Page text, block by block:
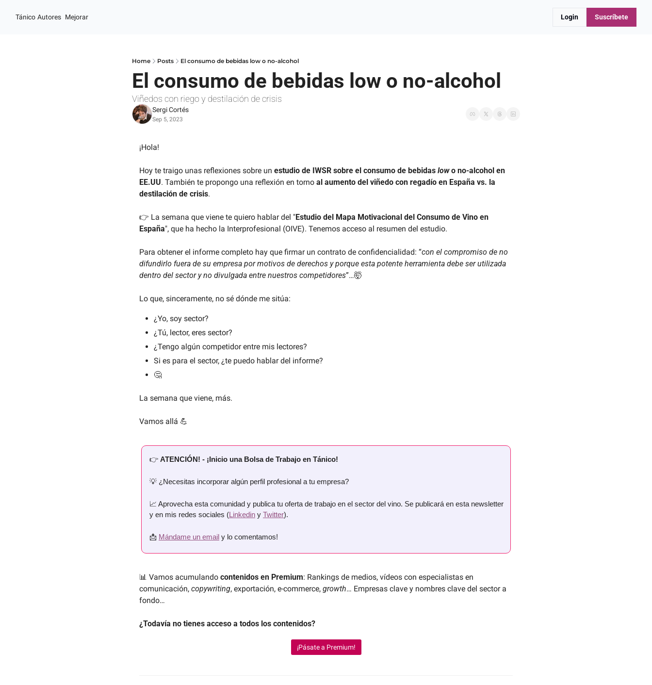
Tánico Autores Mejorar Login Suscríbete
Home Posts El consumo de bebidas low o no-alcohol
El consumo de bebidas low o no-alcohol
Viñedos con riego y destilación de crisis
Sergi Cortés
Sep 5, 2023
¡Hola!
Hoy te traigo unas reflexiones sobre un estudio de IWSR sobre el consumo de bebidas low o no-alcohol en
EE.UU. También te propongo una reflexión en torno al aumento del viñedo con regadío en España vs. la
destilación de crisis.
👉 La semana que viene te quiero hablar del "Estudio del Mapa Motivacional del Consumo de Vino en
España", que ha hecho la Interprofesional (OIVE). Tenemos acceso al resumen del estudio.
Para obtener el informe completo hay que firmar un contrato de confidencialidad: “con el compromiso de no
difundirlo fuera de su empresa por motivos de derechos y porque esta potente herramienta debe ser utilizada
dentro del sector y no divulgada entre nuestros competidores”…🤯
Lo que, sinceramente, no sé dónde me sitúa:
¿Yo, soy sector?
¿Tú, lector, eres sector?
¿Tengo algún competidor entre mis lectores?
Si es para el sector, ¿te puedo hablar del informe?
🤔
La semana que viene, más.
Vamos allá 💪
👉 ATENCIÓN! - ¡Inicio una Bolsa de Trabajo en Tánico!
💡 ¿Necesitas incorporar algún perfil profesional a tu empresa?
📈 Aprovecha esta comunidad y publica tu oferta de trabajo en el sector del vino. Se publicará en esta newsletter
y en mis redes sociales (Linkedin y Twitter).
📩 Mándame un email y lo comentamos!
📊 Vamos acumulando contenidos en Premium: Rankings de medios, vídeos con especialistas en
comunicación, copywriting, exportación, e-commerce, growth… Empresas clave y nombres clave del sector a
fondo…
¿Todavía no tienes acceso a todos los contenidos?
¡Pásate a Premium!